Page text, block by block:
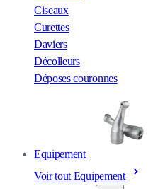
Ciseaux
Curettes
Daviers
Décolleurs
Déposes couronnes
Equipement
Voir tout Equipement